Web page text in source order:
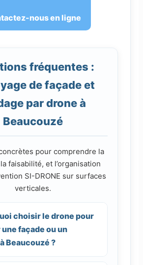
nous en ligne
fréquentes :
de façade et
par drone à
Beaucouzé
pour comprendre la
faisabilité, et l’organisation
SI-DRONE sur surfaces
verticales.
choisir le drone pour
façade ou un
Beaucouzé ?